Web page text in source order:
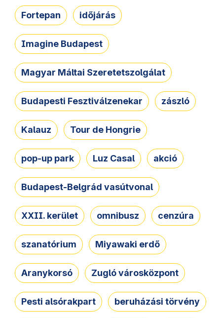
Fortepan időjárás
Imagine Budapest
Magyar Máltai Szeretetszolgálat
Budapesti Fesztiválzenekar zászló
Kalauz Tour de Hongrie
pop-up park Luz Casal akció
Budapest-Belgrád vasútvonal
XXII. kerület omnibusz cenzúra
szanatórium Miyawaki erdő
Aranykorsó Zugló városközpont
Pesti alsórakpart beruházási törvény